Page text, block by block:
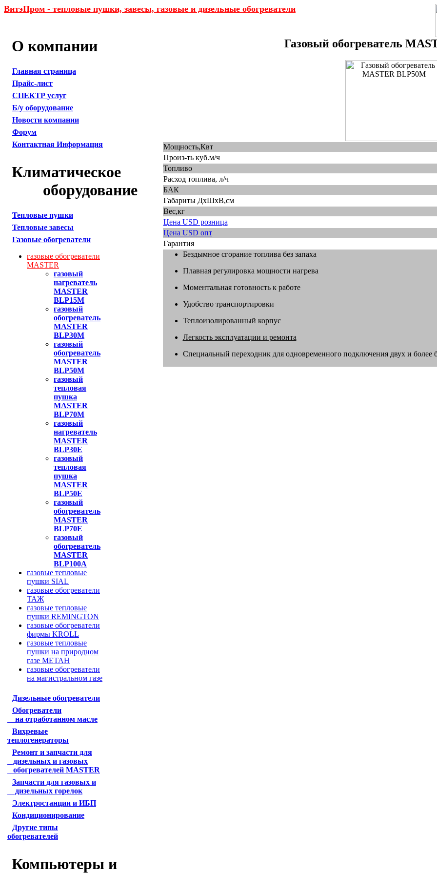
ВитэПром - тепловые пушки, завесы, газовые и дизельные обогреватели
О компании
Главная страница
Прайс-лист
СПЕКТР услуг
Б/у оборудование
Новости компании
Форум
Контактная Информация
Климатическое
оборудование
Тепловые пушки
Тепловые завесы
Газовые обогреватели
газовые обогреватели
MASTER
газовый
нагреватель
MASTER
BLP15M
газовый
обогреватель
MASTER
BLP30M
газовый
обогреватель
MASTER
BLP50M
газовый
тепловая
пушка
MASTER
BLP70M
газовый
нагреватель
MASTER
BLP30E
газовый
тепловая
пушка
MASTER
BLP50E
газовый
обогреватель
MASTER
BLP70E
газовый
обогреватель
MASTER
BLP100A
газовые тепловые
пушки SIAL
газовые обогреватели
ТАЖ
газовые тепловые
пушки REMINGTON
газовые обогреватели
фирмы KROLL
газовые тепловые
пушки на природном
газе МЕТАН
газовые обогреватели
на магистральном газе
Дизельные обогреватели
Обогреватели
на отработанном масле
Вихревые
теплогенераторы
Ремонт и запчасти для
дизельных и газовых
обогревателей MASTER
Запчасти для газовых и
дизельных горелок
Электростанции и ИБП
Кондиционирование
Другие типы
обогревателей
Компьютеры и
Газовый обогреватель
Мощность,Квт
Произ-ть куб.м/ч
Топливо
Расход топлива, л/ч
БАК
Габариты ДxШxВ,см
Вес,кг
Цена USD розница
Цена USD опт
Гарантия
Бездымное сгорание топлива без запаха
Плавная регулировка мощности нагрева
Моментальная готовность к работе
Удобство транспортировки
Теплоизолированный корпус
Легкость эксплуатации и ремонта
Специальный переходник для одновременного подключения двух и более